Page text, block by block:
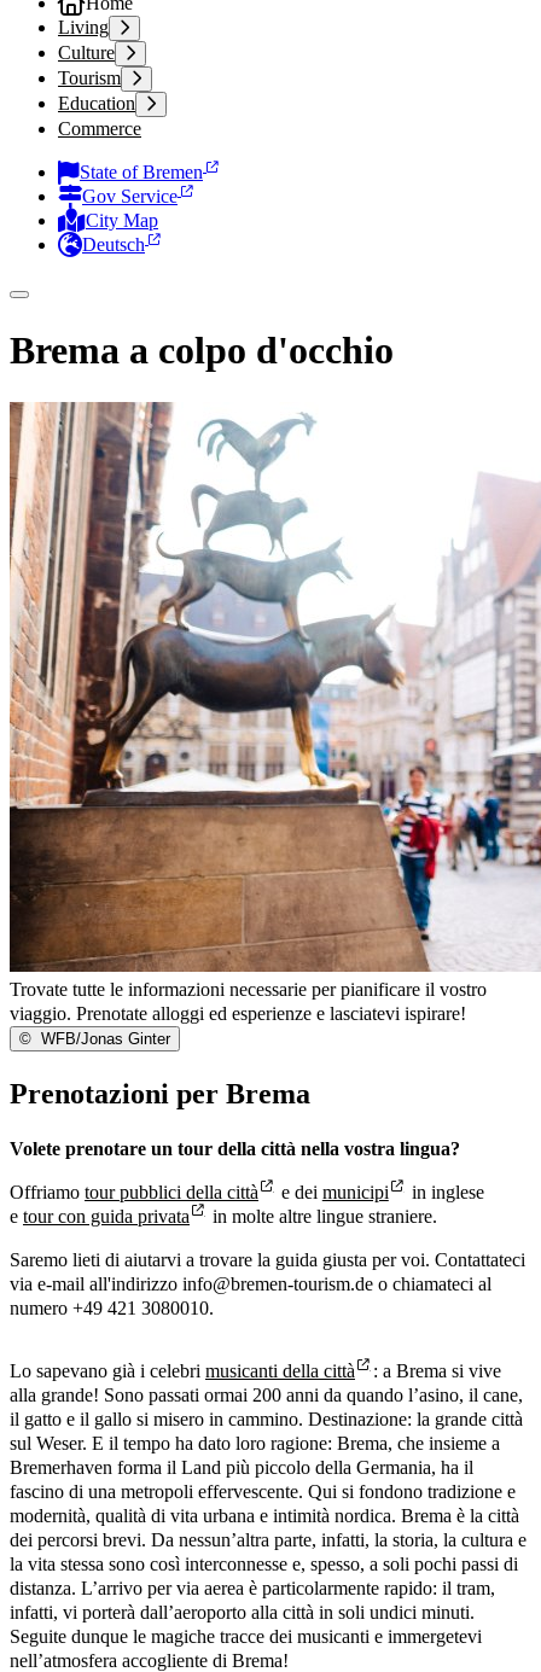
Living
Culture
Tourism
Education
Commerce
State of Bremen
Gov Service
City Map
Deutsch
Brema a colpo d'occhio
Trovate tutte le informazioni necessarie per pianificare il vostro
viaggio. Prenotate alloggi ed esperienze e lasciatevi ispirare!
© WFB/Jonas Ginter
Prenotazioni per Brema
Volete prenotare un tour della città nella vostra lingua?
Offriamo tour pubblici della città e dei municipi
in inglese
e tour con guida privata in molte altre lingue straniere.
Saremo lieti di aiutarvi a trovare la guida giusta per voi. Contattateci
via e-mail all'indirizzo info@bremen-tourism.de o chiamateci al
numero +49 421 3080010.
Lo sapevano già i celebri musicanti della città
: a Brema si vive
alla grande! Sono passati ormai 200 anni da quando l’asino, il cane,
il gatto e il gallo si misero in cammino. Destinazione: la grande città
sul Weser. E il tempo ha dato loro ragione: Brema, che insieme a
Bremerhaven forma il Land più piccolo della Germania, ha il
fascino di una metropoli effervescente. Qui si fondono tradizione e
modernità, qualità di vita urbana e intimità nordica. Brema è la città
dei percorsi brevi. Da nessun’altra parte, infatti, la storia, la cultura e
la vita stessa sono così interconnesse e, spesso, a soli pochi passi di
distanza. L’arrivo per via aerea è particolarmente rapido: il tram,
infatti, vi porterà dall’aeroporto alla città in soli undici minuti.
Seguite dunque le magiche tracce dei musicanti e immergetevi
nell’atmosfera accogliente di Brema!